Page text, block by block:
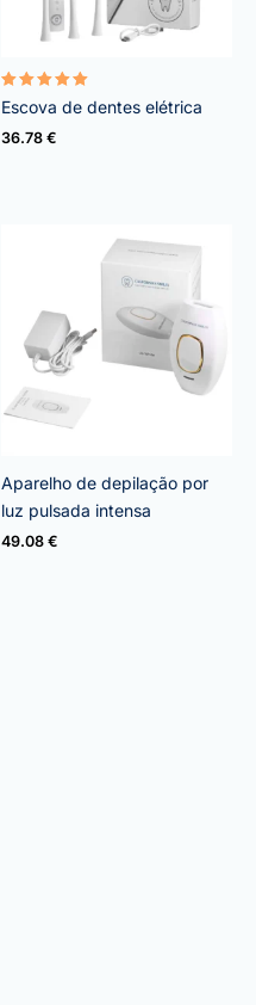
Avaliação
5.00
de 5
Escova de dentes elétrica
36.78 €
Aparelho de depilação por
luz pulsada intensa
49.08 €